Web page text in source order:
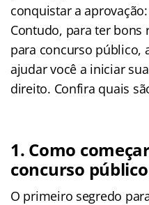
conquistar a
Contudo, para ter bons
para concurso público,
ajudar você a iniciar
direito. Confira quais
1. Como
concurso
O primeiro segredo